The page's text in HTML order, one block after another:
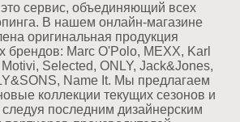
сервис, объединяющий всех
В нашем онлайн-магазине
оригинальная продукция
брендов: Marc O'Polo, MEXX, Karl
Selected, ONLY, Jack&Jones,
Name It. Мы предлагаем
коллекции текущих сезонов и
последним дизайнерским